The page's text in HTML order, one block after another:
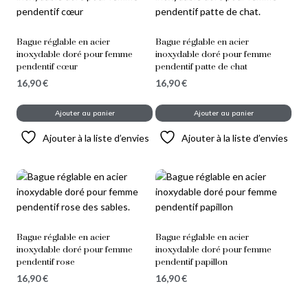
Bague réglable en acier
inoxydable doré pour femme
pendentif cœur
16,90€
Ajouter au panier
Ajouter à la liste d’envies
Bague réglable en acier
inoxydable doré pour femme
pendentif patte de chat
16,90€
Ajouter au panier
Ajouter à la liste d’envies
Bague réglable en acier
inoxydable doré pour femme
pendentif rose
16,90€
Bague réglable en acier
inoxydable doré pour femme
pendentif papillon
16,90€